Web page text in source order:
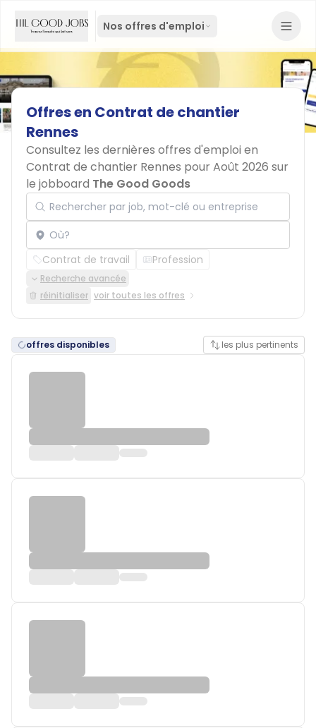
Nos offres d'emploi
Offresen Contrat dechantier
Rennes
Consultez les dernières offres d'emploi en
Contrat de chantier Rennes pour Août 2026 sur
le jobboard The Good Goods
Rechercher par job, mot-clé ou entreprise
Localisation
Contrat de travail Profession
Recherche avancée
réinitialiser voir toutes les offres
offres disponibles les plus pertinents